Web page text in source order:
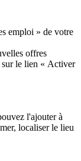
emploi » de votre
offres
sur le lien « Activer
l'ajouter à
localiser le lieu